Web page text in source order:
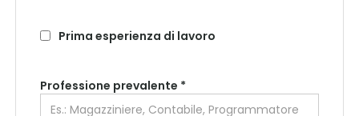
Prima esperienza di lavoro
Professione prevalente *